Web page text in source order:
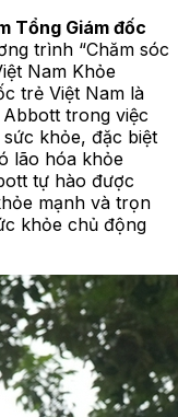
Tổng Giám đốc
trình “Chăm sóc
Nam Khỏe
trẻ Việt Nam là
trong việc
khỏe, đặc biệt
lão hóa khỏe
tự hào được
mạnh và trọn
khỏe chủ động